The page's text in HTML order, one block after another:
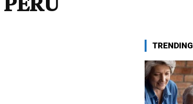
TRENDING